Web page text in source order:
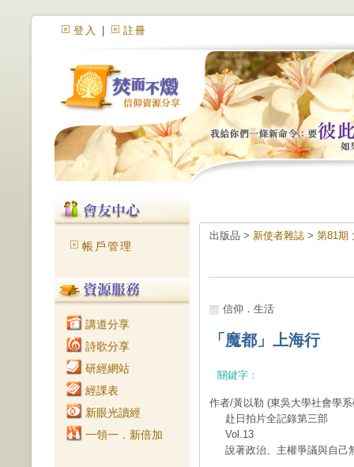
登入 註冊
帳戶管理
講道分享
詩歌分享
研經網站
經課表
新眼光讀經
一領一．新倍加
出版品 > 新使者雜誌 > 第81期
信仰．生活
「魔都」上海行
關鍵字：
作者/黃以勒 (東吳大學社會學
赴日拍片全記錄第三部
Vol.13
說著政治、主權爭議與自己